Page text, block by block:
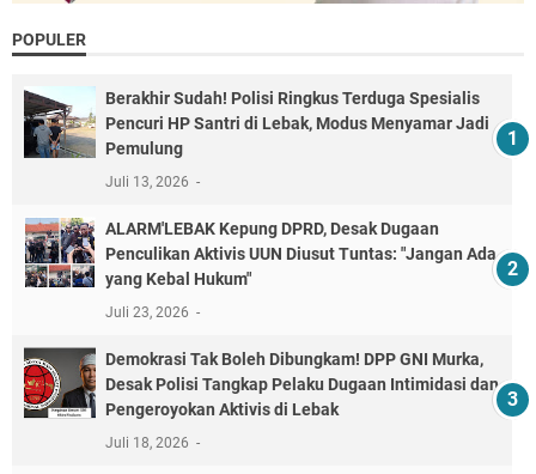
POPULER
Berakhir Sudah! Polisi Ringkus Terduga Spesialis
Pencuri HP Santri di Lebak, Modus Menyamar Jadi
Pemulung
Juli 13, 2026
ALARM'LEBAK Kepung DPRD, Desak Dugaan
Penculikan Aktivis UUN Diusut Tuntas: "Jangan Ada
yang Kebal Hukum"
Juli 23, 2026
Demokrasi Tak Boleh Dibungkam! DPP GNI Murka,
Desak Polisi Tangkap Pelaku Dugaan Intimidasi dan
Pengeroyokan Aktivis di Lebak
Juli 18, 2026